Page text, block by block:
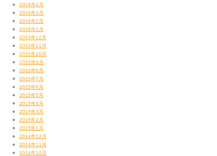
2016年4月
2016年3月
2016年2月
2016年1月
2015年12月
2015年11月
2015年10月
2015年9月
2015年8月
2015年7月
2015年6月
2015年5月
2015年4月
2015年3月
2015年2月
2015年1月
2014年12月
2014年11月
2014年10月